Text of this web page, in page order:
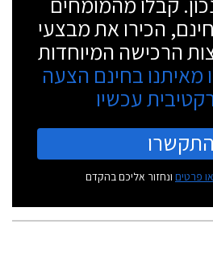
חינם, הכירו את מבצעי
הרכישה המיוחדות
מאיתנו בחינם הצעה
עכשיו
התקשרו
פרטים ונחזור אליכם בהקדם